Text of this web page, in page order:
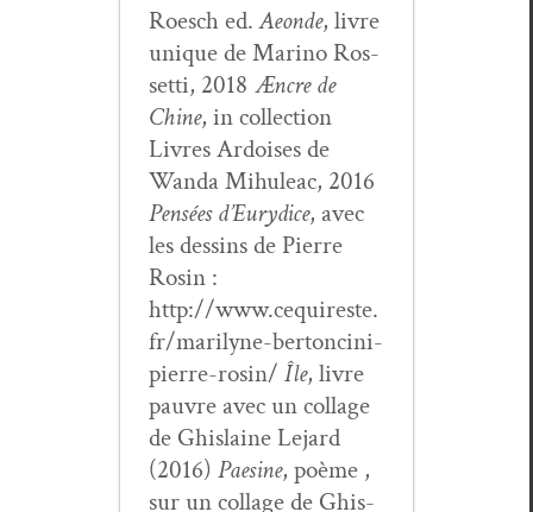
Roesch ed.Aeonde, livre
unique de Mari­no Ros­
set­ti, 2018 Æncre de
Chine, in col­lec­tion
Livres Ardois­es de
Wan­da Mihuleac, 2016
Pen­sées d’Eury­dice, avec
les dessins de Pierre
Rosin :
http://www.cequireste.
fr/marilyne-bertoncini-
pierre-rosin/ Île, livre
pau­vre avec un col­lage
de Ghis­laine Lejard
(2016) Pae­sine, poème ,
sur un col­lage de Ghis­